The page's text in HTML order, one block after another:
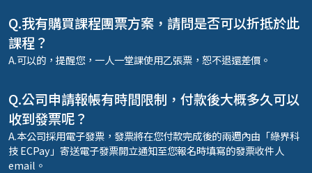
Q.我有購買課程團票方案，請問是否可以折抵於此
課程？
A.可以的，提醒您，一人一堂課使用乙張票，恕不退還差價。
Q.公司申請報帳有時間限制，付款後大概多久可以
收到發票呢？
A.本公司採用電子發票，發票將在您付款完成後的兩週內由「綠界科
技 ECPay」寄送電子發票開立通知至您報名時填寫的發票收件人
email。